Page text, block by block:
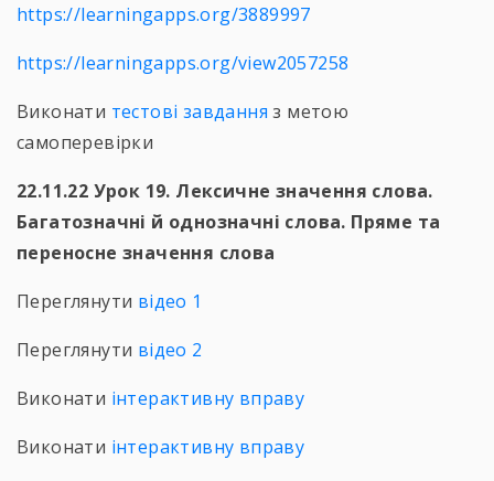
https://learningapps.org/3889997
https://learningapps.org/view2057258
Виконати тестові завданняз метою
самоперевірки
22.11.22 Урок 19. Лексичне значення слова.
Багатозначні й однозначні слова. Пряме та
переносне значення слова
Переглянути відео 1
Переглянути відео 2
Виконати інтерактивну вправу
Виконати інтерактивну вправу